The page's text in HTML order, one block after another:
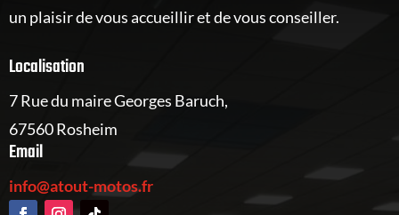
un plaisir de vous accueillir et de vous conseiller.
Localisation
7 Rue du maire Georges Baruch,
67560 Rosheim
Email
info@atout-motos.fr